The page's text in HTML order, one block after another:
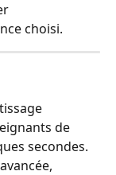
choisi.
de
secondes.